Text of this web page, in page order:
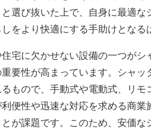
と選び抜いた上で、自身に最適
をより快適にする手助けとなる
宅に欠かせない設備の一つが
要性が高まっています。シャ
るもので、手動式や電動式、リ
利便性や迅速な対応を求める商
が課題です。このため、安価